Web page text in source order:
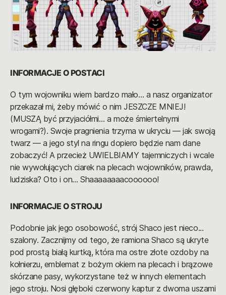
INFORMACJE O POSTACI
O tym wojowniku wiem bardzo mało… a nasz organizator
przekazał mi, żeby mówić o nim JESZCZE MNIEJ!
(MUSZĄ być przyjaciółmi… a może śmiertelnymi
wrogami?). Swoje pragnienia trzyma w ukryciu — jak swoją
twarz — a jego styl na ringu dopiero będzie nam dane
zobaczyć! A przecież UWIELBIAMY tajemniczych i wcale
nie wywołujących ciarek na plecach wojowników, prawda,
ludziska? Oto i on… Shaaaaaaaacoooooo!
INFORMACJE O STROJU
Podobnie jak jego osobowość, strój Shaco jest nieco...
szalony. Zacznijmy od tego, że ramiona Shaco są ukryte
pod prostą białą kurtką, która ma ostre złote ozdoby na
kołnierzu, emblemat z bożym okiem na plecach i brązowe
skórzane pasy, wykorzystane też w innych elementach
jego stroju. Nosi głęboki czerwony kaptur z dwoma uszami